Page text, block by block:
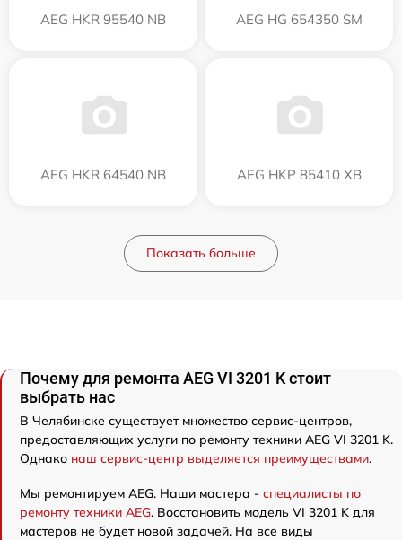
AEG HKR 95540 NB AEG HG 654350 SM
AEG HKR 64540 NB AEG HKP 85410 XB
Показать больше
Почему для ремонта AEG VI 3201 K стоит
выбрать нас
В Челябинске существует множество сервис-центров,
предоставляющих услуги по ремонту техники AEG VI 3201 K.
Однако наш сервис-центр выделяется преимуществами.
Мы ремонтируем AEG. Наши мастера - специалисты по
ремонту техники AEG. Восстановить модель VI 3201 K для
мастеров не будет новой задачей. На все виды